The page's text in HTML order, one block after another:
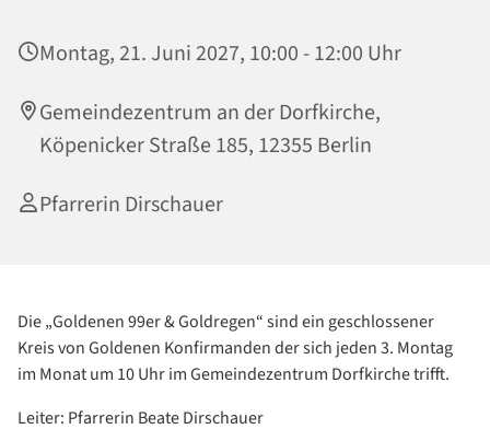
Montag, 21. Juni 2027, 10:00 - 12:00 Uhr
Gemeindezentrum an der Dorfkirche,
Köpenicker Straße 185, 12355 Berlin
Pfarrerin Dirschauer
Die „Goldenen 99er & Goldregen“ sind ein geschlossener
Kreis von Goldenen Konfirmanden der sich jeden 3. Montag
im Monat um 10 Uhr im Gemeindezentrum Dorfkirche trifft.
Leiter: Pfarrerin Beate Dirschauer